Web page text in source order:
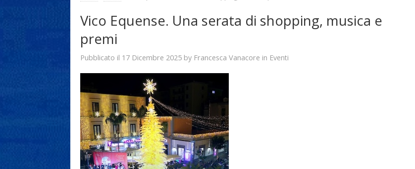
Vico Equense. Una serata di shopping, musica e
premi
Pubblicato il 17 Dicembre 2025 by Francesca Vanacore in Eventi